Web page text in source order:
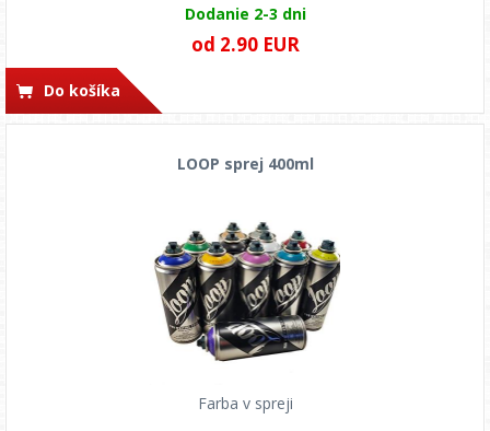
Dodanie 2-3 dni
od 2.90 EUR
Do košíka
LOOP sprej 400ml
Farba v spreji